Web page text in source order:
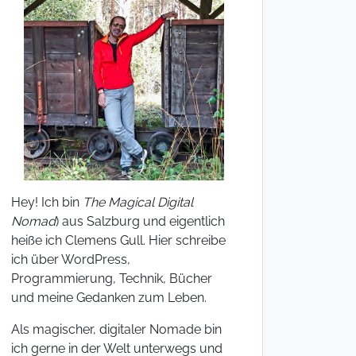
Hey! Ich bin The Magical Digital
Nomad) aus Salzburg und eigentlich
heiße ich Clemens Gull. Hier schreibe
ich über WordPress,
Programmierung, Technik, Bücher
und meine Gedanken zum Leben.
Als magischer, digitaler Nomade bin
ich gerne in der Welt unterwegs und